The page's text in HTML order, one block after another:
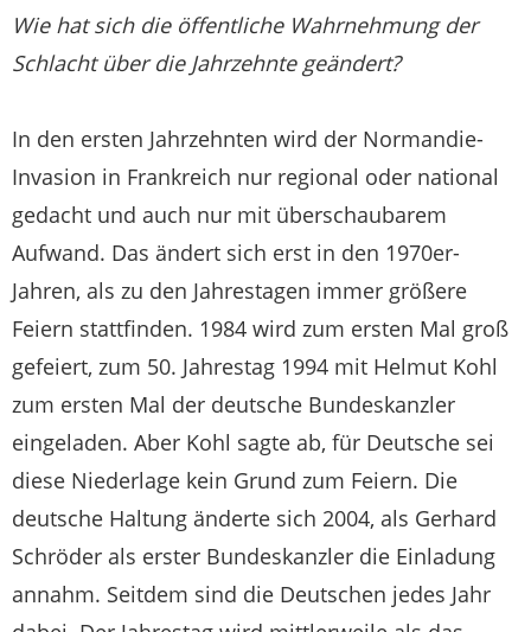
Wie hat sich die öffentliche Wahrnehmung der
Schlacht über die Jahrzehnte geändert?
In den ersten Jahrzehnten wird der Normandie-
Invasion in Frankreich nur regional oder national
gedacht und auch nur mit überschaubarem
Aufwand. Das ändert sich erst in den 1970er-
Jahren, als zu den Jahrestagen immer größere
Feiern stattfinden. 1984 wird zum ersten Mal groß
gefeiert, zum 50. Jahrestag 1994 mit Helmut Kohl
zum ersten Mal der deutsche Bundeskanzler
eingeladen. Aber Kohl sagte ab, für Deutsche sei
diese Niederlage kein Grund zum Feiern. Die
deutsche Haltung änderte sich 2004, als Gerhard
Schröder als erster Bundeskanzler die Einladung
annahm. Seitdem sind die Deutschen jedes Jahr